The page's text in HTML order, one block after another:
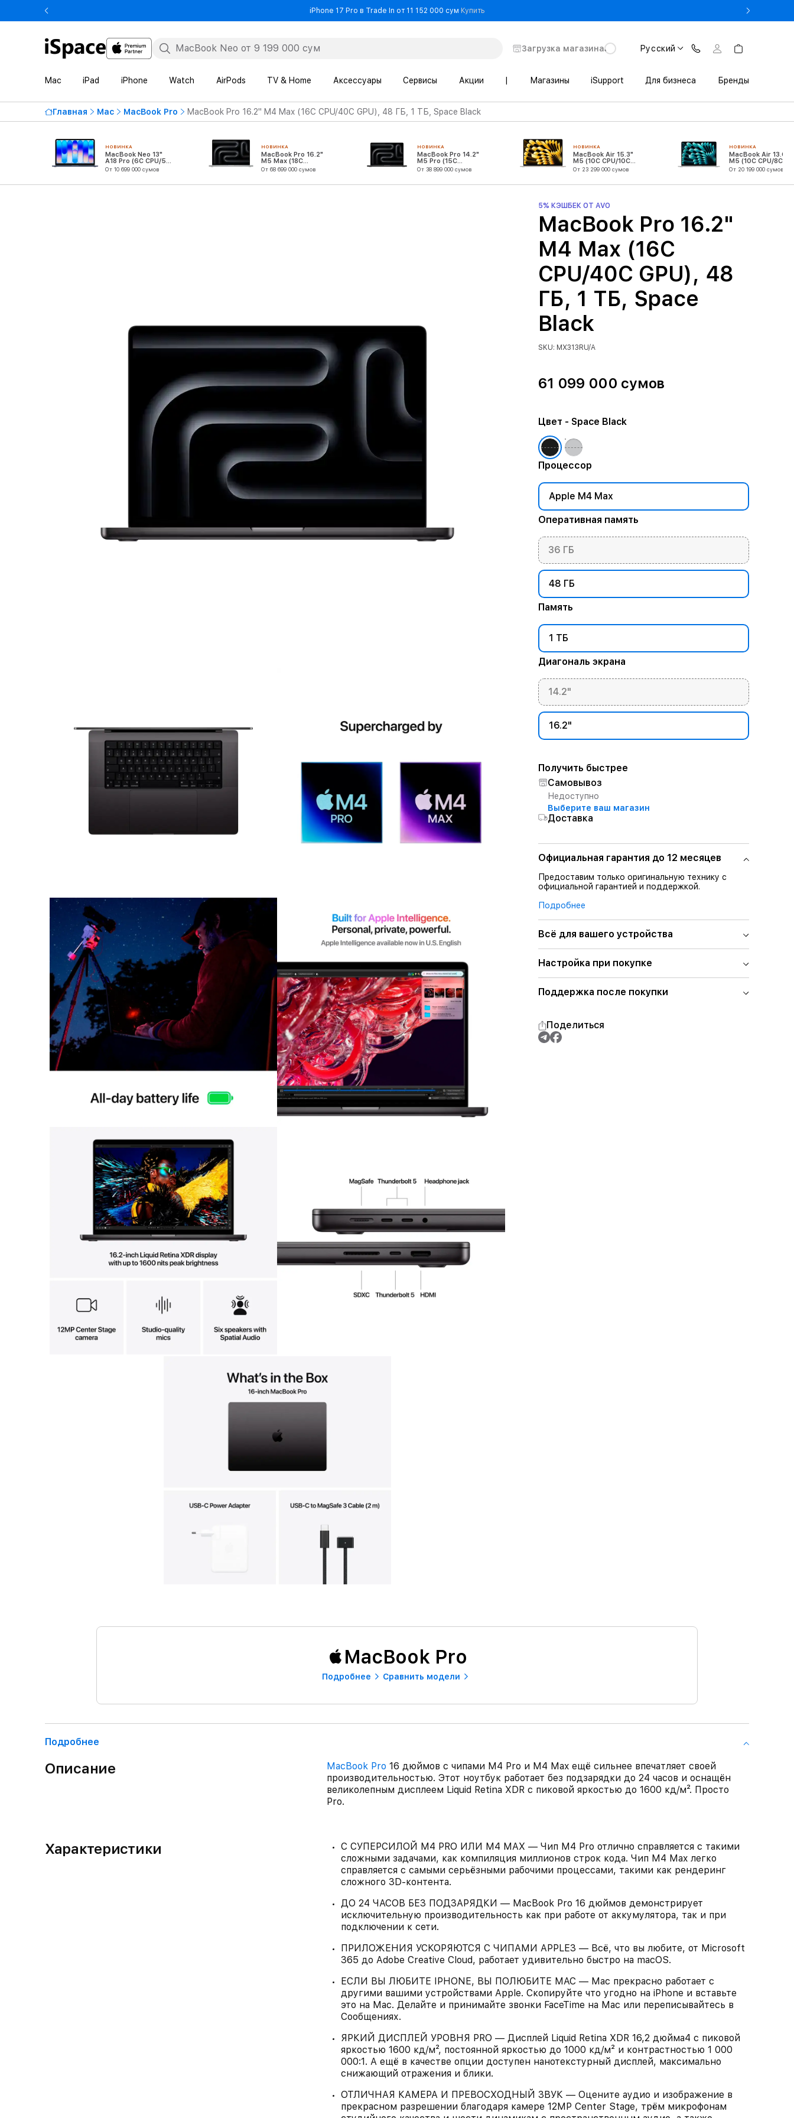
iPhone 17 Pro в Trade In от 11 152 000 сум Купить- iPhone 17 Pro в Trade In от 11 152 000 сум
Загрузка магазина Русский
Mac iPad iPhone Watch AirPods TV & Home Аксессуары Сервисы Акции Магазины iSupport Для бизнеса Бренды
Главная Mac MacBook Pro MacBook Pro 16.2" M4 Max (16C CPU/40C GPU), 48 ГБ, 1 ТБ, Space Black
НОВИНКА
MacBook Neo 13"
A18 Pro (6C CPU/5C
GPU)
От 10 699 000 сумов
НОВИНКА
MacBook Pro 16.2"
M5 Max (18C
CPU/32C GPU)
От 68 699 000 сумов
НОВИНКА
MacBook Pro 14.2"
M5 Pro (15C
CPU/16C GPU)
От 38 899 000 сумов
НОВИНКА
MacBook Air 15.3"
M5 (10C CPU/10C
GPU)
От 23 299 000 сумов
НОВИНКА
MacBook Air 13.6"
M5 (10C CPU/8C
GPU)
От 20 199 000 сумов
5% КЭШБЕК ОТ AVO
MacBook Pro 16.2"
M4 Max (16C
CPU/40C GPU), 48
ГБ, 1 ТБ, Space
Black
SKU: MX313RU/A
61 099 000 сумов
Процессор
Apple M4 Max
Оперативная память
36 ГБ
48 ГБ
Память
1 ТБ
Диагональ экрана
14.2"
16.2"
Цвет - Space Black
Получить быстрее
Самовывоз
Недоступно
Выберите ваш магазин
Доставка
Официальная гарантия до 12 месяцев
Предоставим только оригинальную технику с
официальной гарантией и поддержкой.
Подробнее
Всё для вашего устройства
Настройка при покупке
Поддержка после покупки
Поделиться
MacBook Pro
Подробнее Сравнить модели
Подробнее
Описание MacBook Pro 16 дюймов с чипами M4 Pro и M4 Max ещё сильнее впечатляет своей
производительностью. Этот ноутбук работает без подзарядки до 24 часов и оснащён
великолепным дисплеем Liquid Retina XDR с пиковой яркостью до 1600 кд/м². Просто
Pro.
Характеристики
С СУПЕРСИЛОЙ M4 PRO ИЛИ M4 MAX — Чип M4 Pro отлично справляется с такими
сложными задачами, как компиляция миллионов строк кода. Чип M4 Max легко
справляется с самыми серьёзными рабочими процессами, такими как рендеринг
сложного 3D‑контента.
ДО 24 ЧАСОВ БЕЗ ПОДЗАРЯДКИ — MacBook Pro 16 дюймов демонстрирует
исключительную производительность как при работе от аккумулятора, так и при
подключении к сети.
ПРИЛОЖЕНИЯ УСКОРЯЮТСЯ С ЧИПАМИ APPLE3 — Всё, что вы любите, от Microsoft
365 до Adobe Creative Cloud, работает удивительно быстро на macOS.
ЕСЛИ ВЫ ЛЮБИТЕ IPHONE, ВЫ ПОЛЮБИТЕ MAC — Mac прекрасно работает с
другими вашими устройствами Apple. Скопируйте что угодно на iPhone и вставьте
это на Mac. Делайте и принимайте звонки FaceTime на Mac или переписывайтесь в
Сообщениях.
ЯРКИЙ ДИСПЛЕЙ УРОВНЯ PRO — Дисплей Liquid Retina XDR 16,2 дюйма4 с пиковой
яркостью 1600 кд/м², постоянной яркостью до 1000 кд/м² и контрастностью 1 000
000:1. А ещё в качестве опции доступен нанотекстурный дисплей, максимально
снижающий отражения и блики.
ОТЛИЧНАЯ КАМЕРА И ПРЕВОСХОДНЫЙ ЗВУК — Оцените аудио и изображение в
прекрасном разрешении благодаря камере 12MP Center Stage, трём микрофонам